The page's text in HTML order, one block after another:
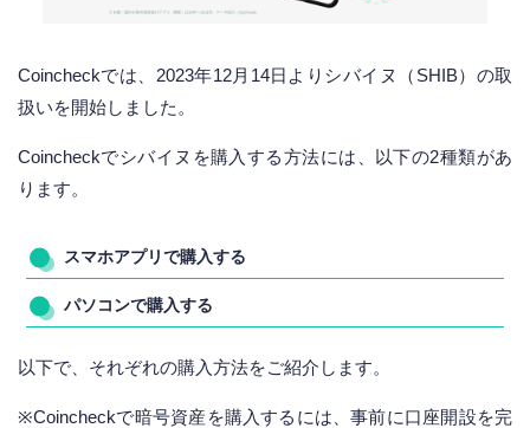
Coincheckでは、2023年12月14日よりシバイヌ（SHIB）の取
扱いを開始しました。
Coincheckでシバイヌを購入する方法には、以下の2種類があ
ります。
スマホアプリで購入する
パソコンで購入する
以下で、それぞれの購入方法をご紹介します。
※Coincheckで暗号資産を購入するには、事前に口座開設を完